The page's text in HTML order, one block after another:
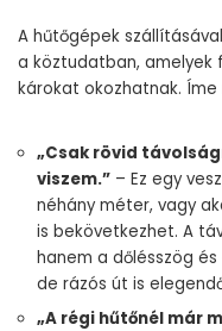
A hűtőgépek
a köztudatban, amelyek
károkat okozhatnak.
„Csak rövid
viszem.” – Ez egy
néhány méter, vagy
is bekövetkezhet. A
hanem a dőlésszög
de rázós út is
„A régi hűtőnél már